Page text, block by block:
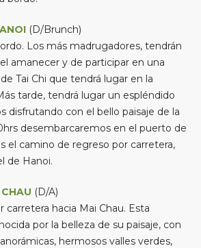
(D/Brunch)
Los más madrugadores, tendrán
amanecer y de participar en una
Tai Chi que tendrá lugar en la
tarde, tendrá lugar un espléndido
disfrutando con el bello paisaje de la
desembarcaremos en el puerto de
el camino de regreso por carretera,
de Hanoi.
(D/A)
carretera hacia Mai Chau. Esta
por la belleza de su paisaje, con
hermosos valles verdes,